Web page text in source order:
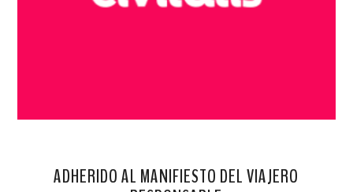
ADHERIDO AL MANIFIESTO DEL VIAJERO